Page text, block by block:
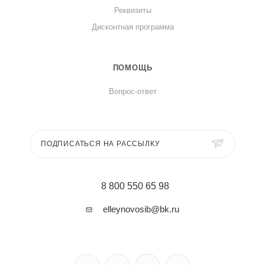
Реквизиты
Дисконтная программа
ПОМОЩЬ
Вопрос-ответ
ПОДПИСАТЬСЯ НА РАССЫЛКУ
8 800 550 65 98
elleynovosib@bk.ru